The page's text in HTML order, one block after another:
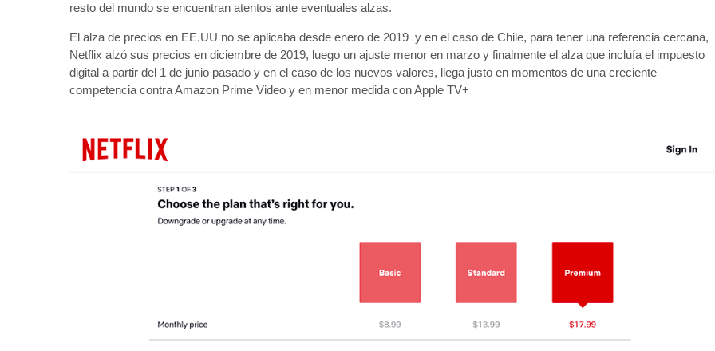
resto del mundo se encuentran atentos ante eventuales alzas.
El alza de precios en EE.UU no se aplicaba desde enero de 2019 y en el caso de Chile, para tener una referencia cercana,
Netflix alzó sus precios en diciembre de 2019, luego un ajuste menor en marzo y finalmente el alza que incluía el impuesto
digital a partir del 1 de junio pasado y en el caso de los nuevos valores, llega justo en momentos de una creciente
competencia contra Amazon Prime Video y en menor medida con Apple TV+